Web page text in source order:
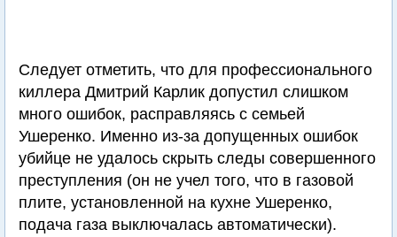
Следует отметить, что для профессионального
киллера Дмитрий Карлик допустил слишком
много ошибок, расправляясь с семьей
Ушеренко. Именно из-за допущенных ошибок
убийце не удалось скрыть следы совершенного
преступления (он не учел того, что в газовой
плите, установленной на кухне Ушеренко,
подача газа выключалась автоматически).